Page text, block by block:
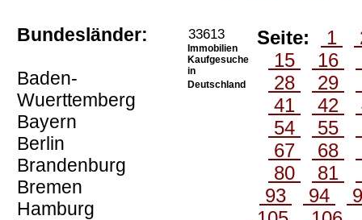
Bundesländer:
Baden-
Wuerttemberg
Bayern
Berlin
Brandenburg
Bremen
Hamburg
33613
Immobilien
Kaufgesuche
in
Deutschland
Seite: 1
15
16
28
29
41
42
54
55
67
68
80
81
93
94